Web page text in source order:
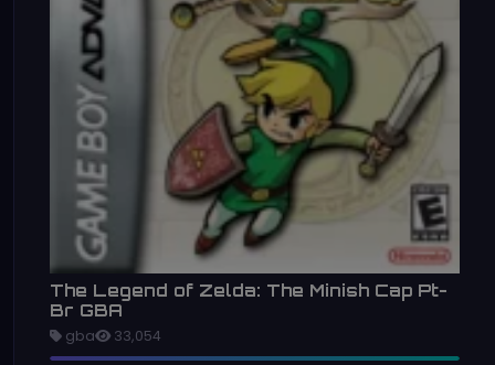
The Legend of Zelda: The Minish Cap Pt-
Br GBA
gba 33,054